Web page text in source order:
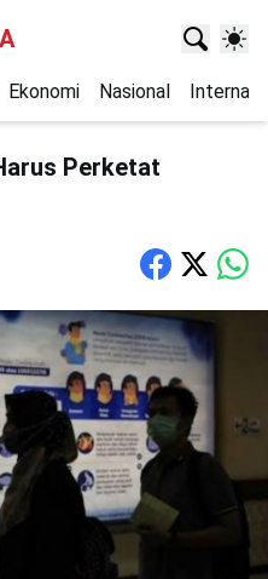
Ekonomi Nasional
Perketat